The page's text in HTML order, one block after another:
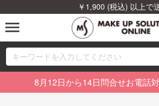
￥1,900 (税込) 以上で
menu
00 ブランドから探す
カテゴリから探す
8月12日から14日問合せお電話